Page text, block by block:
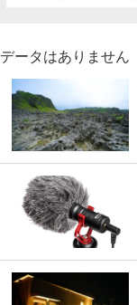
データはありません